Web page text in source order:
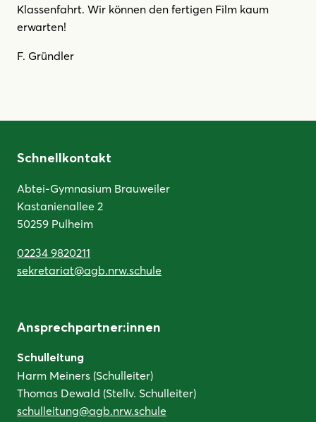
Klassenfahrt. Wir können den fertigen Film kaum
erwarten!
F. Gründler
Schnellkontakt
Abtei-Gymnasium Brauweiler
Kastanienallee 2
50259 Pulheim
02234 9820211
sekretariat@agb.nrw.schule
Ansprechpartner:innen
Schulleitung
Harm Meiners (Schulleiter)
Thomas Dewald (Stellv. Schulleiter)
schulleitung@agb.nrw.schule